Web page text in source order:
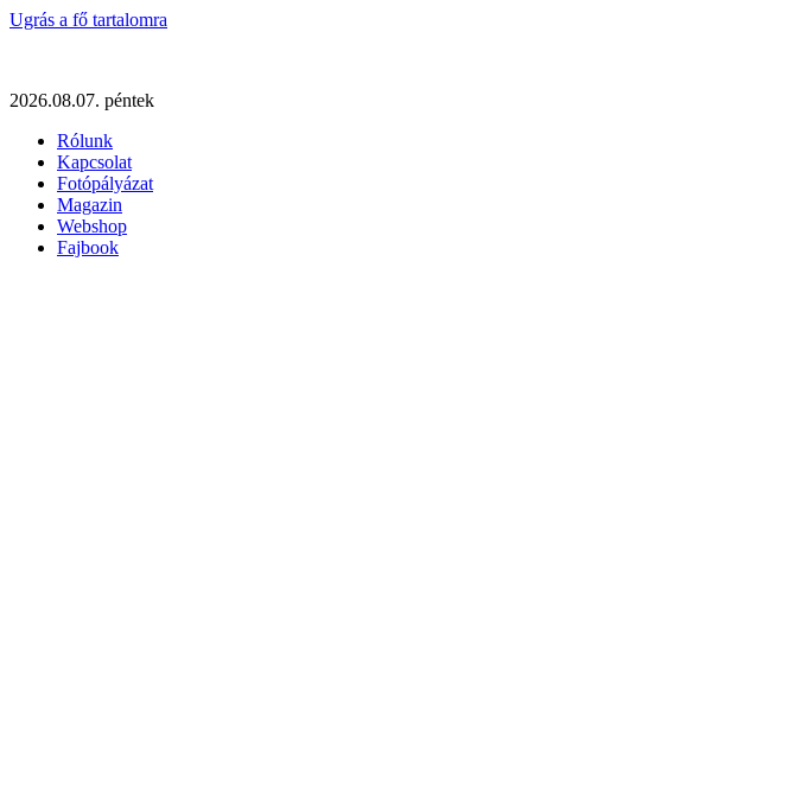
Ugrás a fő tartalomra
2026.08.07. péntek
Rólunk
Kapcsolat
Fotópályázat
Magazin
Webshop
Fajbook